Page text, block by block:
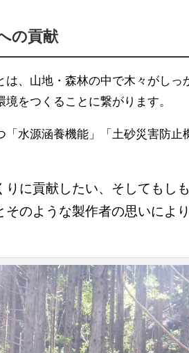
の貢献
、山地・森林の中で木々がしっ
をつくることに繋がります。
「水源涵養機能」「土砂災害防止
に貢献したい、そしてもし
のような製作者の思いによ